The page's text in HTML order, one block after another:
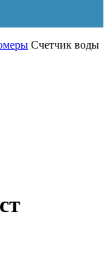
Счетчик воды